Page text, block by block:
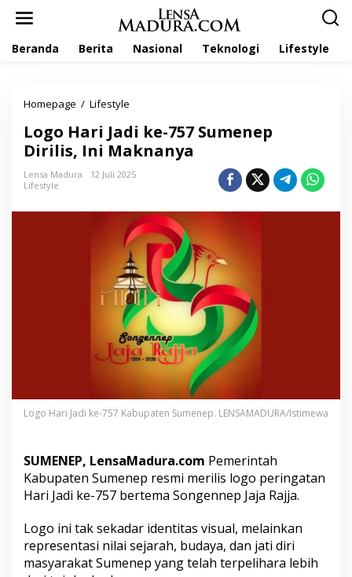
Beranda Berita Nasional Teknologi Lifestyle
Homepage / Lifestyle
o
H
a
a
d
i
k
e
-
7
5
7
S
e
n
D
r
i
i
s
I
Logo Hari Jadi ke-757 Sumenep
Dirilis, Ini Maknanya
Lensa Madura
12 Juli 2025
Lifestyle
Logo Hari Jadi ke-757 Kabupaten Sumenep. LENSAMADURA/Istimewa
SUMENEP, LensaMadura.com Pemerintah
Kabupaten Sumenep resmi merilis logo peringatan
Hari Jadi ke-757 bertema Songennep Jaja Rajja.
Logo ini tak sekadar identitas visual, melainkan
representasi nilai sejarah, budaya, dan jati diri
masyarakat Sumenep yang telah terpelihara lebih